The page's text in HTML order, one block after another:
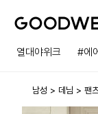
열대야위크 #에
남성 데님 팬